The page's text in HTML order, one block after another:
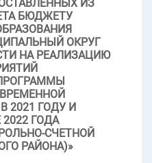
ИЗ
БЮДЖЕТУ
ОКРУГ
НА РЕАЛИЗАЦИЮ
2021 ГОДУ И
ГОДА
СЧЕТНОЙ
РАЙОНА)»